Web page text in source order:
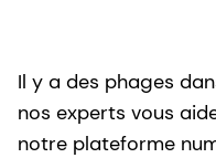
Il y a des phages
nos experts vous
notre plateforme